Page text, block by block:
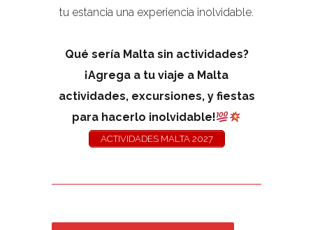
tu estancia una experiencia inolvidable.
Qué sería Malta sin actividades?
¡Agrega a tu viaje a Malta
actividades, excursiones, y fiestas
para hacerlo inolvidable!
ACTIVIDADES MALTA 2027